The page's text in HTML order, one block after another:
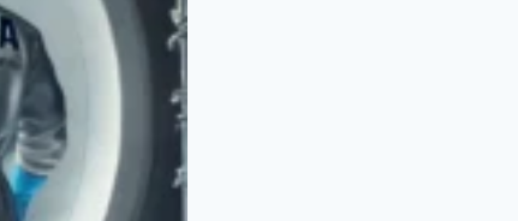
الخزانات